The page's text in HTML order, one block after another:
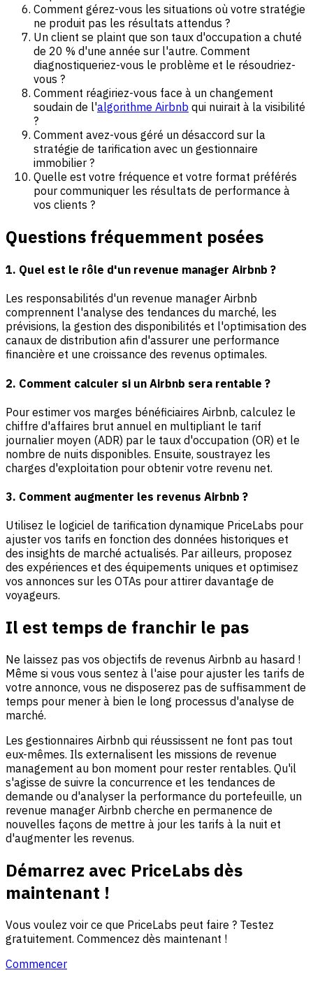
Comment gérez-vous les situations où votre stratégie
ne produit pas les résultats attendus ?
Un client se plaint que son taux d'occupation a chuté
de 20 % d'une année sur l'autre. Comment
diagnostiqueriez-vous le problème et le résoudriez-
vous ?
Comment réagiriez-vous face à un changement
soudain de l'algorithme Airbnb qui nuirait à la visibilité
?
Comment avez-vous géré un désaccord sur la
stratégie de tarification avec un gestionnaire
immobilier ?
Quelle est votre fréquence et votre format préférés
pour communiquer les résultats de performance à
vos clients ?
Questions fréquemment posées
1. Quel est le rôle d'un revenue manager Airbnb ?
Les responsabilités d'un revenue manager Airbnb
comprennent l'analyse des tendances du marché, les
prévisions, la gestion des disponibilités et l'optimisation des
canaux de distribution afin d'assurer une performance
financière et une croissance des revenus optimales.
2. Comment calculer si un Airbnb sera rentable ?
Pour estimer vos marges bénéficiaires Airbnb, calculez le
chiffre d'affaires brut annuel en multipliant le tarif
journalier moyen (ADR) par le taux d'occupation (OR) et le
nombre de nuits disponibles. Ensuite, soustrayez les
charges d'exploitation pour obtenir votre revenu net.
3. Comment augmenter les revenus Airbnb ?
Utilisez le logiciel de tarification dynamique PriceLabs pour
ajuster vos tarifs en fonction des données historiques et
des insights de marché actualisés. Par ailleurs, proposez
des expériences et des équipements uniques et optimisez
vos annonces sur les OTAs pour attirer davantage de
voyageurs.
Il est temps de franchir le pas
Ne laissez pas vos objectifs de revenus Airbnb au hasard !
Même si vous vous sentez à l'aise pour ajuster les tarifs de
votre annonce, vous ne disposerez pas de suffisamment de
temps pour mener à bien le long processus d'analyse de
marché.
Les gestionnaires Airbnb qui réussissent ne font pas tout
eux-mêmes. Ils externalisent les missions de revenue
management au bon moment pour rester rentables. Qu'il
s'agisse de suivre la concurrence et les tendances de
demande ou d'analyser la performance du portefeuille, un
revenue manager Airbnb cherche en permanence de
nouvelles façons de mettre à jour les tarifs à la nuit et
d'augmenter les revenus.
Démarrez avec PriceLabs dès
maintenant !
Vous voulez voir ce que PriceLabs peut faire ? Testez
gratuitement. Commencez dès maintenant !
Commencer